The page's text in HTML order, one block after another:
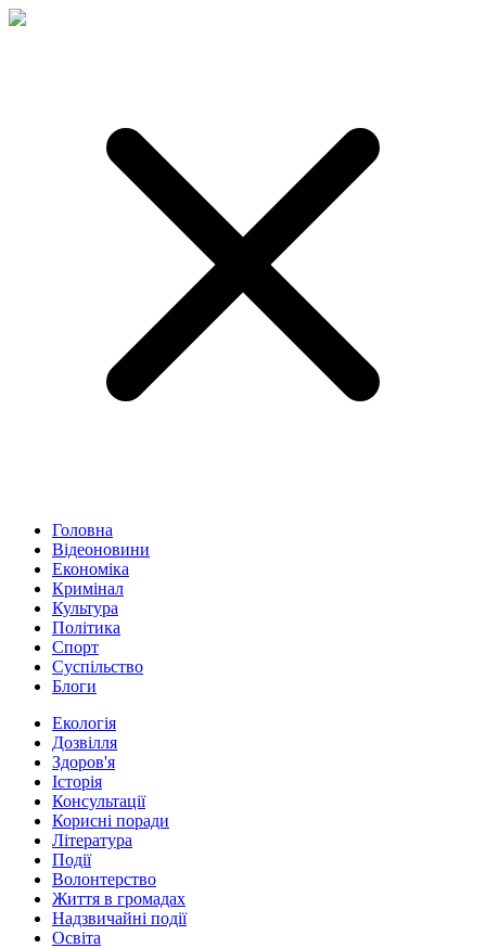
Головна
Відеоновини
Економіка
Кримінал
Культура
Політика
Спорт
Суспільство
Блоги
Екологія
Дозвілля
Здоров'я
Історія
Консультації
Корисні поради
Література
Події
Волонтерство
Життя в громадах
Надзвичайні події
Освіта